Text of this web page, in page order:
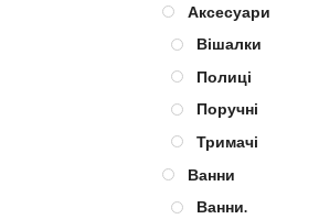
Аксесуари
Вішалки
Полиці
Поручні
Тримачі
Ванни
Ванни.